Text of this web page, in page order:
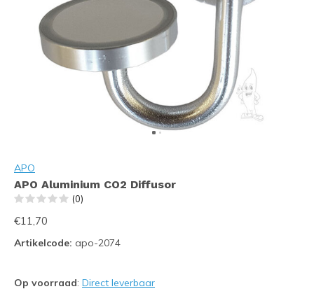
APO
APO Aluminium CO2 Diffusor
(0)
€11,70
Artikelcode: apo-2074
Op voorraad: Direct leverbaar